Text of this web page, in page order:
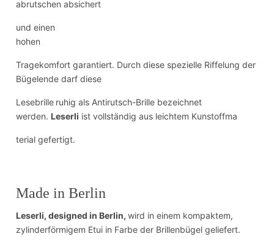
abrutschen absichert
und einen
hohen
Tragekomfort garantiert. Durch diese spezielle Riffelung der
Bügelende darf diese
Lesebrille ruhig als Antirutsch-Brille bezeichnet
werden. Leserli ist vollständig aus leichtem Kunstoffma
terial gefertigt.
Made in Berlin
Leserli, designed in Berlin, wird in einem kompaktem,
zylinderförmigem Etui in Farbe der Brillenbügel geliefert.